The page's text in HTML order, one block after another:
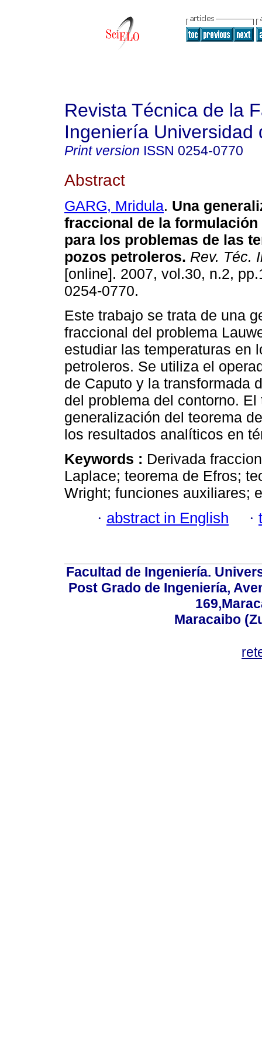
Revista Técnica de la
Ingeniería Universidad
Print version ISSN 0254-0770
Abstract
GARG, Mridula. Una
fraccional de la formulación
para los problemas de las
pozos petroleros. Rev. Téc.
[online]. 2007, vol.30, n.2,
0254-0770.
Este trabajo se trata de una
fraccional del problema
estudiar las temperaturas en
petroleros. Se utiliza el
de Caputo y la transformada
del problema del contorno.
generalización del teorema
los resultados analíticos en
Keywords : Derivada
Laplace; teorema de Efros;
Wright; funciones auxiliares;
· abstract in English ·
Facultad de Ingeniería.
Post Grado de Ingeniería,
Maracaibo